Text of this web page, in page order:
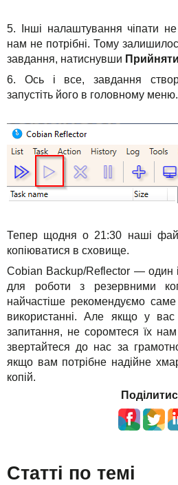
5. Інші налаштування чіпати
нам не потрібні. Тому
завдання, натиснувши Прийняти
6. Ось і все, завдання
запустіть його в головному меню.
Тепер щодня о 21:30 наші
копіюватися в сховище.
Cobian Backup/Reflector — один
для роботи з резервними
найчастіше рекомендуємо
використанні. Але якщо у вас
запитання, не соромтеся їх
звертайтеся до нас за
якщо вам потрібне надійне
копій.
Статті по темі